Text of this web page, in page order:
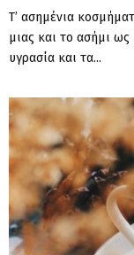
Τ’ ασημένια
μιας και το ασήμι ως
υγρασία και τα...